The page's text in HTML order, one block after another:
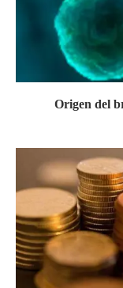
Origen del